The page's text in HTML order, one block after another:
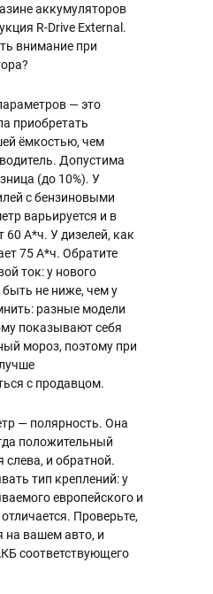
аккумуляторов
R-Drive External.
внимание при
— это
приобретать
ёмкостью, чем
Допустима
(до 10%). У
с бензиновыми
варьируется и в
60 А*ч. У дизелей, как
75 А*ч. Обратите
ток: у нового
не ниже, чем у
разные модели
показывают себя
мороз, поэтому при
с продавцом.
— полярность. Она
положительный
слева, и обратной.
тип креплений: у
европейского и
Проверьте,
на вашем авто, и
соответствующего